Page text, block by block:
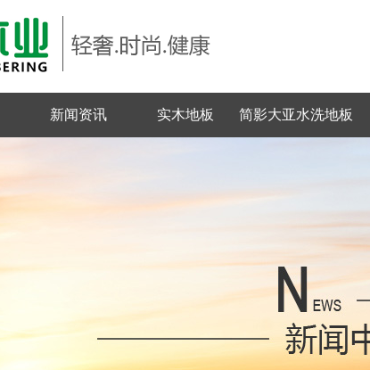
新闻资讯 实木地板 简影大亚水洗地板